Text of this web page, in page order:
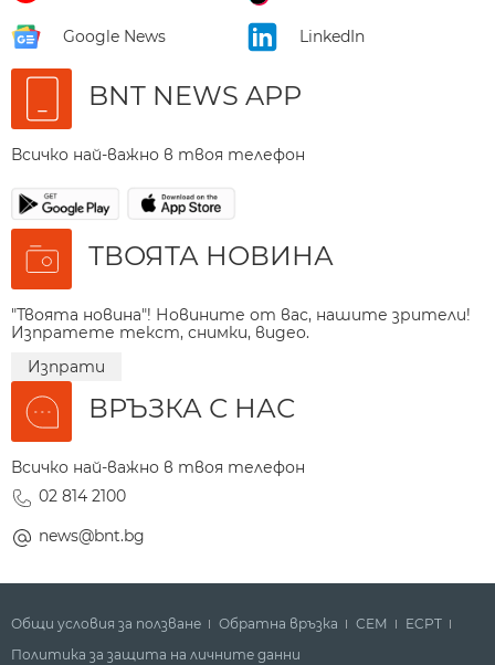
Google News LinkedIn
BNT NEWS APP
Всичко най-важно в твоя телефон
ТВОЯТА НОВИНА
"Твоята новина"! Новините от вас, нашите зрители!
Изпратете текст, снимки, видео.
Изпрати
ВРЪЗКА С НАС
Всичко най-важно в твоя телефон
02 814 2100
news@bnt.bg
Общи условия за ползване Обратна връзка СЕМ
ECPT
Политика за защита на личните данни